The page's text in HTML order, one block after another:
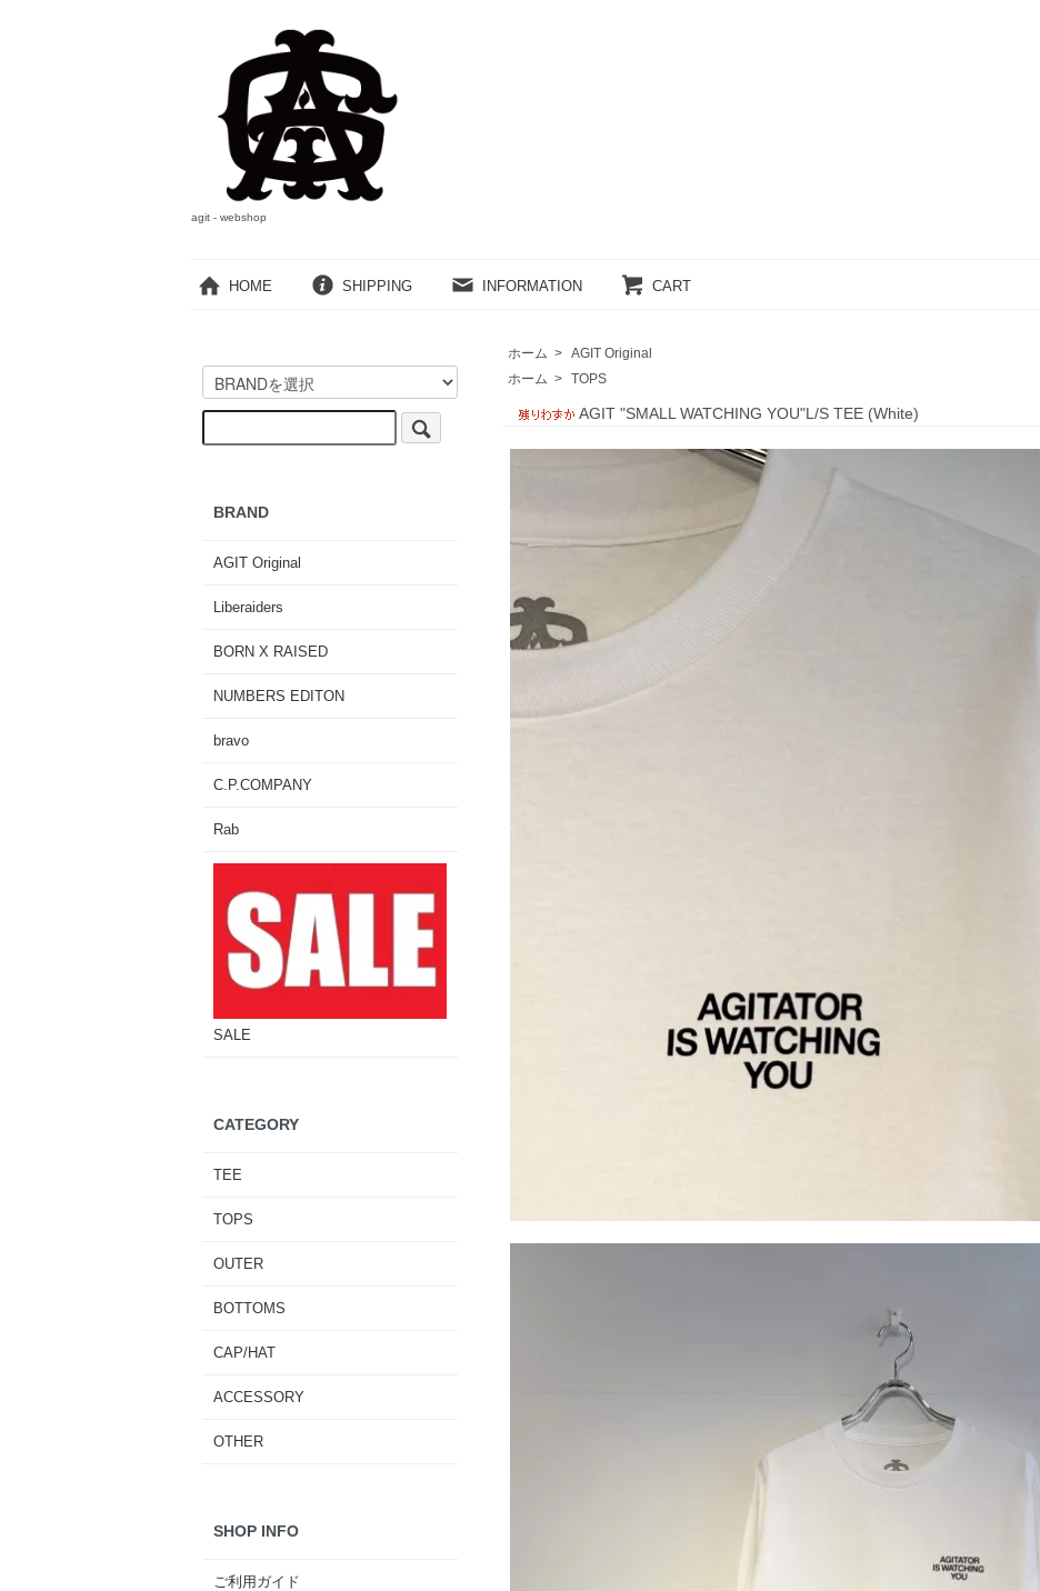
agit - webshop
HOME SHIPPING INFORMATION CART
ホーム > AGIT Original
ホーム > TOPS
AGIT "SMALL WATCHING YOU"L/S TEE (White)
BRAND
AGIT Original
Liberaiders
BORN X RAISED
NUMBERS EDITON
bravo
C.P.COMPANY
Rab
SALE
CATEGORY
TEE
TOPS
OUTER
BOTTOMS
CAP/HAT
ACCESSORY
OTHER
SHOP INFO
ご利用ガイド